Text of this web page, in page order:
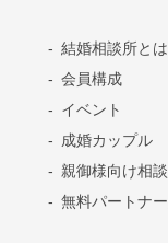
結婚相談所とは
会員構成
イベント
成婚カップル
親御様向け相
無料パートナ